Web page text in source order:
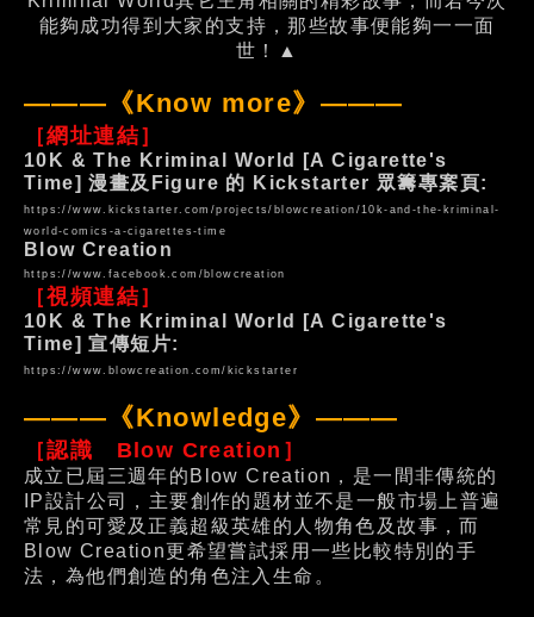
能夠成功得到大家的支持，那些故事便能夠一一面
世！▲
———《Know more》———
［網址連結］
10K & The Kriminal World [A Cigarette's
Time] 漫畫及Figure 的 Kickstarter 眾籌專䅁頁:
https://www.kickstarter.com/projects/blowcreation/10k-and-the-kriminal-
world-comics-a-cigarettes-time
Blow Creation
https://www.facebook.com/blowcreation
［視頻連結］
10K & The Kriminal World [A Cigarette's
Time] 宣傳短片:
https://www.blowcreation.com/kickstarter
———《Knowledge》———
［認識 Blow Creation］
成立已屆三週年的Blow Creation，是一間非傳統的
IP設計公司，主要創作的題材並不是一般市場上普遍
常見的可愛及正義超級英雄的人物角色及故事，而
Blow Creation更希望嘗試採用一些比較特別的手
法，為他們創造的角色注入生命。